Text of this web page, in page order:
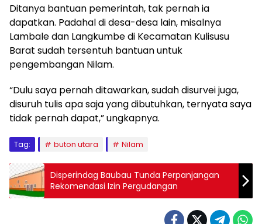
Ditanya bantuan pemerintah, tak pernah ia
dapatkan. Padahal di desa-desa lain, misalnya
Lambale dan Langkumbe di Kecamatan Kulisusu
Barat sudah tersentuh bantuan untuk
pengembangan Nilam.
“Dulu saya pernah ditawarkan, sudah disurvei juga,
disuruh tulis apa saja yang dibutuhkan, ternyata saya
tidak pernah dapat,” ungkapnya.
Tag: buton utara Nilam
Disperindag Baubau Tunda Perpanjangan
Rekomendasi Izin Pergudangan